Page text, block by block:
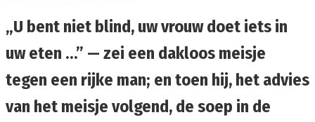
„U bent niet blind, uw vrouw doet iets in
uw eten …” — zei een dakloos meisje
tegen een rijke man; en toen hij, het advies
van het meisje volgend, de soep in de